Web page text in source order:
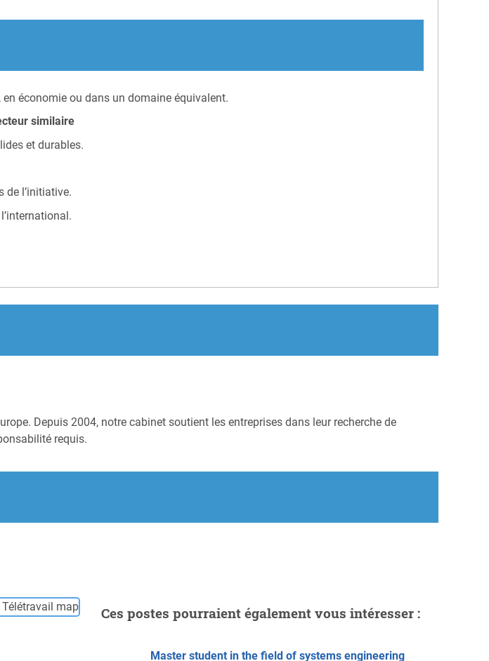
économie ou dans un domaine équivalent.
similaire
et durables.
de l’initiative.
Depuis 2004, notre cabinet soutient les entreprises dans leur recherche de
requis.
Ces postes pourraient également vous intéresser :
Master student in the field of systems engineering